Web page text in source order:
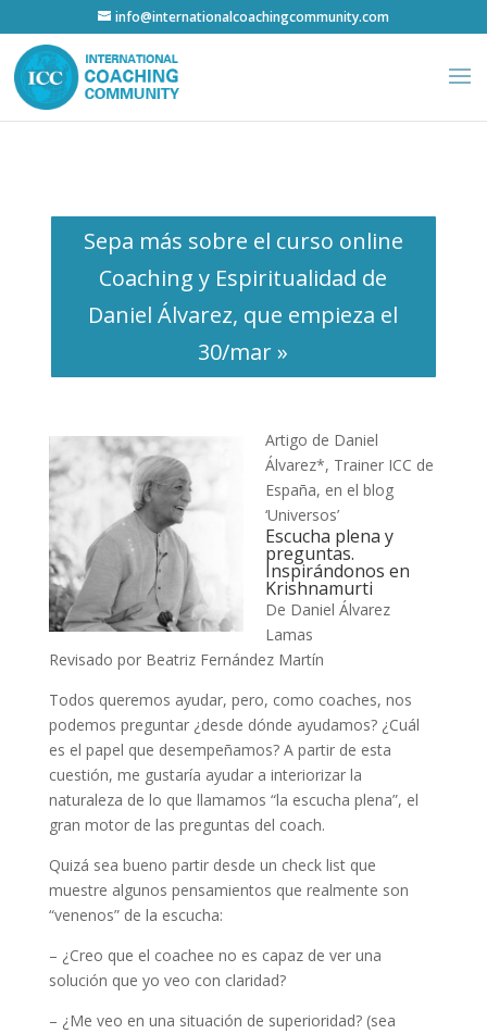
info@internationalcoachingcommunity.com
Sepa más sobre el curso online
Coaching y Espiritualidad de
Daniel Álvarez, que empieza el
30/mar »
Artigo de Daniel
Álvarez*, Trainer ICC de
España, en el blog
‘Universos’
Escucha plena y
preguntas.
Inspirándonos en
Krishnamurti
De Daniel Álvarez
Lamas
Revisado por Beatriz Fernández Martín
Todos queremos ayudar, pero, como coaches, nos
podemos preguntar ¿desde dónde ayudamos? ¿Cuál
es el papel que desempeñamos? A partir de esta
cuestión, me gustaría ayudar a interiorizar la
naturaleza de lo que llamamos “la escucha plena”, el
gran motor de las preguntas del coach.
Quizá sea bueno partir desde un check list que
muestre algunos pensamientos que realmente son
“venenos” de la escucha:
– ¿Creo que el coachee no es capaz de ver una
solución que yo veo con claridad?
– ¿Me veo en una situación de superioridad? (sea